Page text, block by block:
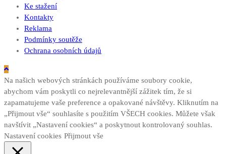
Ke stažení
Kontakty
Reklama
Podmínky soutěže
Ochrana osobních údajů
Na našich webových stránkách používáme soubory cookie,
abychom vám poskytli co nejrelevantnější zážitek tím, že si
zapamatujeme vaše preference a opakované návštěvy. Kliknutím na
„Přijmout vše“ souhlasíte s použitím VŠECH cookies. Můžete však
navštívit „Nastavení cookies“ a poskytnout kontrolovaný souhlas.
Nastavení cookies Přijmout vše